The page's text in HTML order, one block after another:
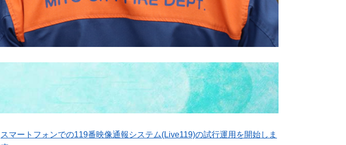
スマートフォンでの119番映像通報システム(Live119)の試行運用を開始しま